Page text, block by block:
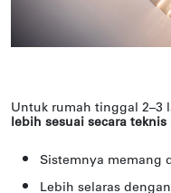
Untuk rumah tinggal 2–3
lebih sesuai secara teknis
Sistemnya memang
Lebih selaras